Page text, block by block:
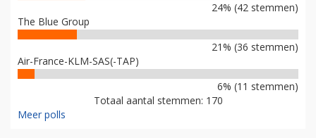
24% (42 stemmen)
The Blue Group
21% (36 stemmen)
Air-France-KLM-SAS(-TAP)
6% (11 stemmen)
Totaal aantal stemmen: 170
Meer polls